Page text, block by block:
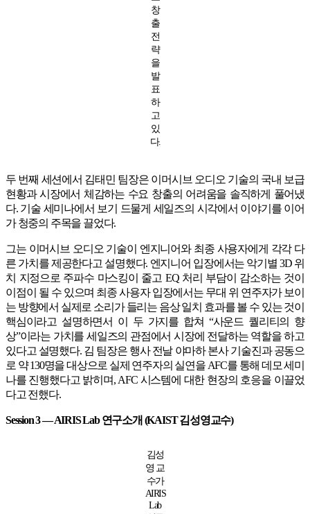
창
출
전
략
을
발
표
하
고
있
다.
두 번째 세션에서 김태민 팀장은 이머시브 오디오 기술의 국내 보급
현황과 시장에서 체감하는 수요 창출의 어려움을 솔직하게 풀어냈
다. 기술 세미나에서 보기 드물게 세일즈의 시각에서 이야기를 이어
가 청중의 주목을 끌었다.
그는 이머시브 오디오 기술이 엔지니어와 최종 사용자에게 각각 다
른 가치를 제공한다고 설명했다. 엔지니어 입장에서는 악기별 3D 위
치 지정으로 주파수 마스킹이 줄고 EQ 처리 부담이 감소하는 것이
이점이 될 수 있으며 최종 사용자 입장에서는 무대 위 연주자가 보이
는 방향에서 실제로 소리가 들리는 음상 일치 효과를 볼 수 있는 것이
핵심이라고 설명하면서 이 두 가지를 합쳐 “사운드 퀄리티의 향
상”이라는 가치를 세일즈의 관점에서 시장에 전달하는 역할을 하고
있다고 설명했다. 김 팀장은 행사 전날 야마하 본사 기술진과 공동으
로 약 130명을 대상으로 실제 연주자의 실연을 AFC를 통해 데모 세미
나를 진행했다고 밝히며, AFC 시스템에 대한 현장의 호응을 이끌었
다고 전했다.
Session 3 — AIRIS Lab 연구소개 (KAIST 김성영교수)
김성
영 교
수가
AIRIS
Lab